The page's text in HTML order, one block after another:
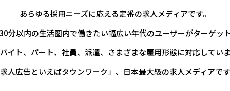
あらゆる採用ニーズに応える定番の求人メディアです。
分以内の生活圏内で働きたい幅広い年代のユーザーがターゲッ
イト、パート、社員、派遣、さまざまな雇用形態に対応してい
求人広告といえばタウンワーク」、日本最大級の求人メディアで